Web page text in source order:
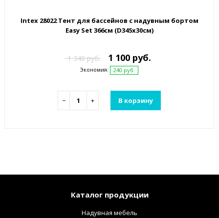
Intex 28022 Тент для бассейнов с надувным бортом
Easy Set 366см (D345х30см)
1 340 руб. 1 100 руб.
Экономия: 240 руб.
− + В корзину
Каталог продукции
Надувная мебель